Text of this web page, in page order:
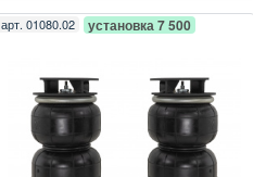
арт. 01080.02 установка 7 500